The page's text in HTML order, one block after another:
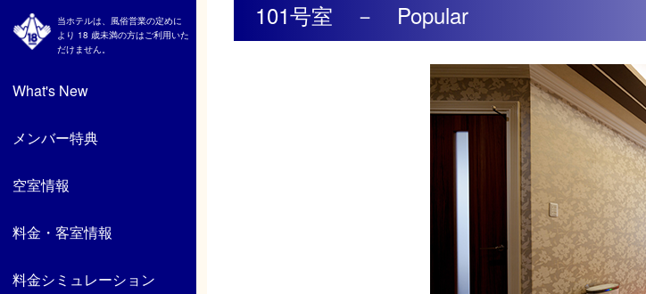
当ホテルは、風俗営業の定めに
より 18 歳未満の方はご利用いた
だけません。
What's New
メンバー特典
空室情報
料金・客室情報
料金シミュレーション
101号室 － Popular